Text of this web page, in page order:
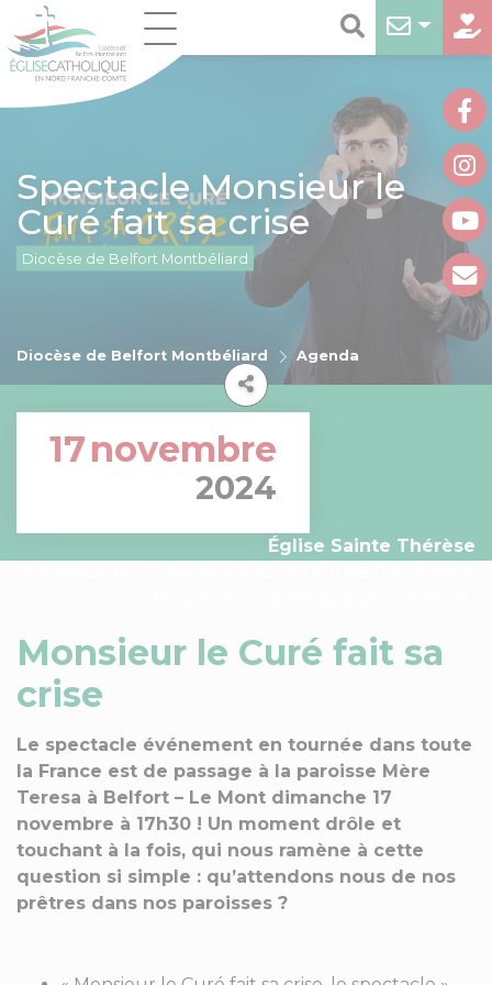
Spectacle Monsieur le
Curé fait sa crise
Diocèse de Belfort Montbéliard
Diocèse de Belfort Montbéliard Agenda
17novembre
2024
Église Sainte Thérèse
Monsieur le Curé fait sa
crise
Le spectacle événement en tournée dans toute
la France est de passage à la paroisse Mère
Teresa à Belfort – Le Mont dimanche 17
novembre à 17h30 ! Un moment drôle et
touchant à la fois, qui nous ramène à cette
question si simple : qu’attendons nous de nos
prêtres dans nos paroisses ?